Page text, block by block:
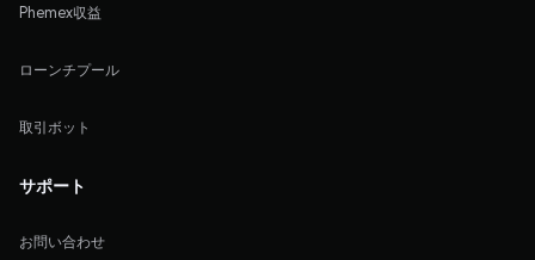
Phemex収益
ローンチプール
取引ボット
サポート
お問い合わせ